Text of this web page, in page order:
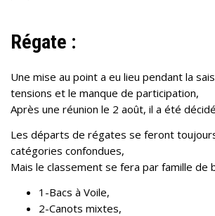
Régate :
Une mise au point a eu lieu pendant la
tensions et le manque de participation,
Après une réunion le 2 août, il a été
Les départs de régates se feront
catégories confondues,
Mais le classement se fera par famille de
1-Bacs à Voile,
2-Canots mixtes,